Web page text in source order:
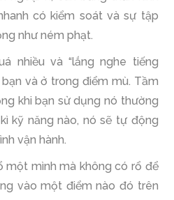
có kiểm soát và sự tập
như ném phạt.
nhiều và “lắng nghe tiếng
và ở trong điểm mù. Tầm
khi bạn sử dụng nó thường
kỹ năng nào, nó sẽ tự động
vận hành.
một mình mà không có rổ để
vào một điểm nào đó trên